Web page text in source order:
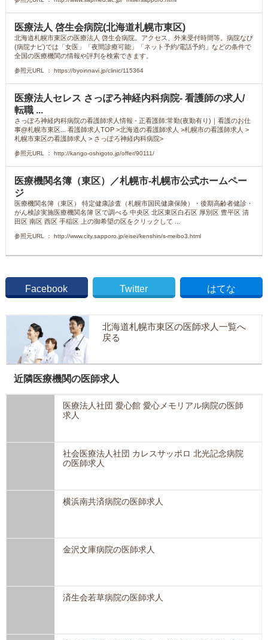
医療法人 啓生会病院(北海道札幌市東区)
北海道札幌市東区の医療法人 啓生会病院。アクセス、外来受付時間等。病院なび
(病院ナビ)では「女医」「夜間診療可能」「ネット予約/電話予約」などの条件で
全国の医療機関の情報や評判を検索できます。
参照元URL ： https://byoinnavi.jp/clinic/115364
医療法人セレス さっぽろ神経内科病院- 看護師の求人/
転職 ...
さっぽろ神経内科病院の看護師求人情報 - 正看護師:常勤(夜勤有り)｜看護のお仕
事@札幌市東区... 看護師求人TOP >北海道の看護師求人 >札幌市の看護師求人 >
札幌市東区の看護師求人 > さっぽろ神経内科病院>
参照元URL ： http://kango-oshigoto.jp/offer/90111/
医療機関名簿（東区）／札幌市-札幌市公式ホームペー
ジ
医療機関名簿（東区） 特定健康診査（札幌市国民健康保険）・後期高齢者健診・
がん検診実施医療機関名簿 区で調べる 中央区 北区東区白石区 厚別区 豊平区 清
田区 南区 西区 手稲区 上の御希望の区をクリックして ...
参照元URL ： http://www.city.sapporo.jp/eisei/kenshin/s-meibo3.html
Facebook Twitter はてな
北海道札幌市東区の医師求人一覧へ
戻る
近隣医療機関の医師求人
医療法人社団 愛心館 愛心メモリアル病院の医師
求人
社会医療法人社団 カレスサッポロ 北光記念病院
の医師求人
横浜南共済病院の医師求人
金沢文庫病院の医師求人
済生会若草病院の医師求人